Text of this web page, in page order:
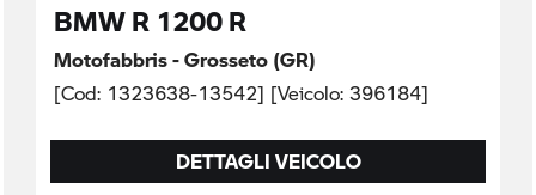
BMW R 1200 R
Motofabbris - Grosseto (GR)
[Cod: 1323638-13542] [Veicolo: 396184]
DETTAGLI VEICOLO